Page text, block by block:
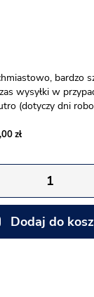
bardzo
wysyłki w
(dotyczy dni
Dodaj do